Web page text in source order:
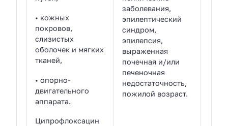
• кожных
покровов,
слизистых
оболочек и мягких
тканей,
• опорно-
двигательного
аппарата.
Ципрофлоксацин
заболевания,
эпилептический
синдром,
эпилепсия,
выраженная
почечная и/или
печеночная
недостаточность,
пожилой возраст.